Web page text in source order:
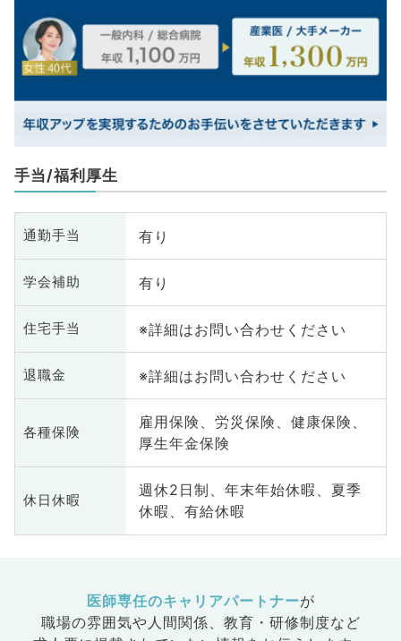
手当/福利厚生
通勤手当 有り
学会補助 有り
住宅手当 ※詳細はお問い合わせください
退職金 ※詳細はお問い合わせください
各種保険
雇用保険、労災保険、健康保険、
厚生年金保険
休日休暇
週休2日制、年末年始休暇、夏季
休暇、有給休暇
医師専任のキャリアパートナーが
職場の雰囲気や人間関係、 教育・研修制度など